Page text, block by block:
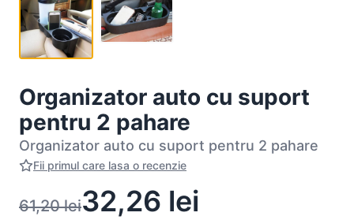
Organizator auto cu suport
pentru 2 pahare
Organizator auto cu suport pentru 2 pahare
Fii primul care lasa o recenzie
61,20lei32,26 lei